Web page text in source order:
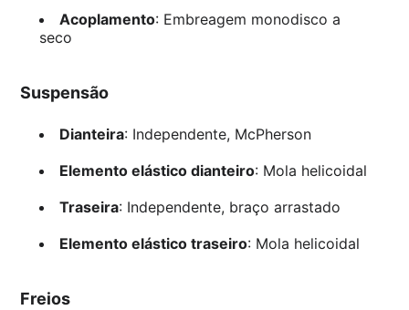
Acoplamento: Embreagem monodisco a
seco
Suspensão
Dianteira: Independente, McPherson
Elemento elástico dianteiro: Mola helicoidal
Traseira: Independente, braço arrastado
Elemento elástico traseiro: Mola helicoidal
Freios